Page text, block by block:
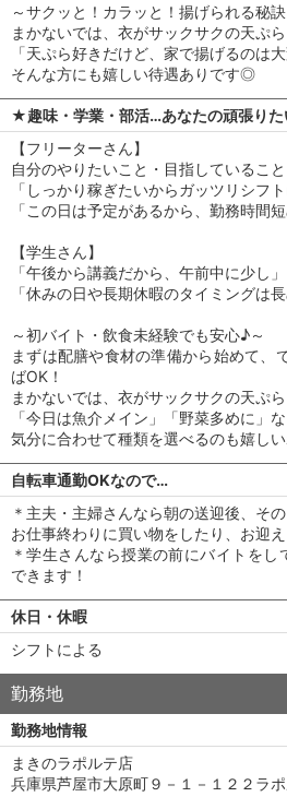
～サクッと！カラッと！揚げられる秘
まかないでは、衣がサックサクの天ぷ
「天ぷら好きだけど、家で揚げるのは大
そんな方にも嬉しい待遇ありです◎
★趣味・学業・部活…あなたの頑張り
【フリーターさん】
自分のやりたいこと・目指しているこ
「しっかり稼ぎたいからガッツリシフト
「この日は予定があるから、勤務時間
【学生さん】
「午後から講義だから、午前中に少し」
「休みの日や長期休暇のタイミングは
～初バイト・飲食未経験でも安心♪～
まずは配膳や食材の準備から始めて、
ばOK！
まかないでは、衣がサックサクの天ぷ
「今日は魚介メイン」「野菜多めに」
気分に合わせて種類を選べるのも嬉し
自転車通勤OKなので…
＊主夫・主婦さんなら朝の送迎後、そ
お仕事終わりに買い物をしたり、お迎
＊学生さんなら授業の前にバイトを
できます！
休日・休暇
シフトによる
勤務地
勤務地情報
まきのラポルテ店
兵庫県芦屋市大原町９－１－１２２ラ